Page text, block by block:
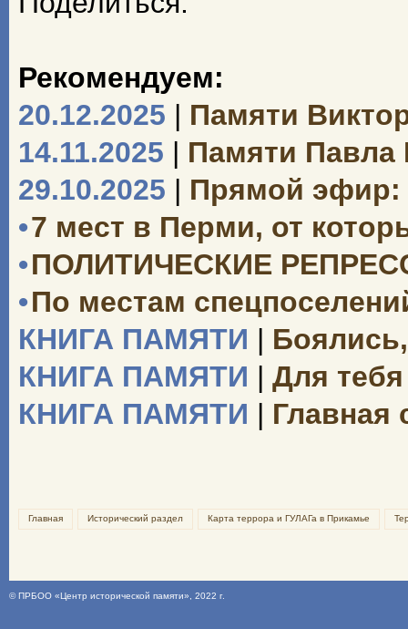
Рекомендуем:
20.12.2025 | Памяти
14.11.2025 | Памяти Павла
29.10.2025 | Прямой эфир:
•7 мест в Перми, от
•ПОЛИТИЧЕСКИЕ
•По местам
КНИГА ПАМЯТИ |
КНИГА ПАМЯТИ | Для
КНИГА ПАМЯТИ | Главная
Главная Исторический раздел Карта террора и ГУЛАГа в Прикамье
©ПРБОО «Центр исторической памяти» , 2022 г.